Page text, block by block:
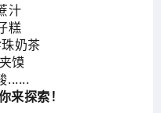
汁
糕
奶茶
馍
......
来探索！